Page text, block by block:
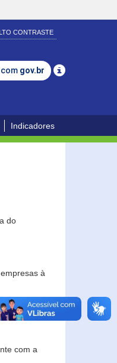
CONTRASTE
gov.br
Indicadores
do
à
da
e
com a